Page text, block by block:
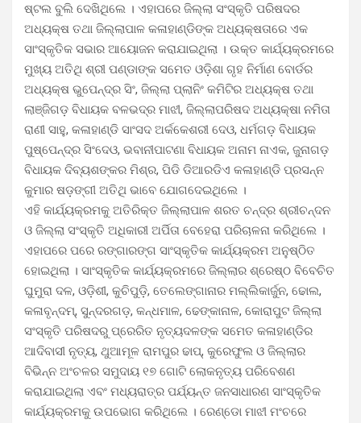
ଷ୍ଟଲ ବୁଲି ଦେଖିଥିଲେ । ଏହାପରେ ଜିଲ୍ଲା ସଂସ୍କୃତି ପରିଷଦର
ଅଧ୍ୟକ୍ଷ ତଥା ଜିଲ୍ଲାପାଳ କଳାହାଣ୍ଡିଙ୍କ ଅଧ୍ୟକ୍ଷତାରେ ଏକ
ସାଂସ୍କୃତିକ ସଭାର ଆୟୋଜନ କରାଯାଇଥିଲା । ଉକ୍ତ କାର୍ଯ୍ୟକ୍ରମରେ
ମୁଖ୍ୟ ଅତିଥି ଶ୍ରୀ ପଣ୍ଡାଙ୍କ ସମେତ ଓଡ଼ିଶା ଗୃହ ନିର୍ମାଣ ବୋର୍ଡର
ଅଧ୍ୟକ୍ଷ ଭୁପେନ୍ଦ୍ର ସିଂ, ଜିଲ୍ଲା ପ୍ଲାନିଂ କମିଟିର ଅଧ୍ୟକ୍ଷ ତଥା
ଲାଞ୍ଜିଗଡ଼ ବିଧାୟକ ବଳଭଦ୍ର ମାଝୀ, ଜିଲ୍ଲାପରିଷଦ ଅଧ୍ୟକ୍ଷା ନମିତା
ରାଣୀ ସାହୁ, କଳାହାଣ୍ଡି ସାଂସଦ ଅର୍କକେଶରୀ ଦେଓ, ଧର୍ମଗଡ଼ ବିଧାୟକ
ପୁଷ୍ପେନ୍ଦ୍ର ସିଂଦେଓ, ଭବାନୀପାଟଣା ବିଧାୟକ ଅନାମ ନାଏକ, ଜୁନାଗଡ଼
ବିଧାୟକ ଦିବ୍ୟଶଙ୍କର ମିଶ୍ର, ପିଡି ଡିଆରଡିଏ କଳାହାଣ୍ଡି ପ୍ରସନ୍ନ
କୁମାର ଷଡ଼ଙ୍ଗୀ ଅତିଥି ଭାବେ ଯୋଗଦେଇଥିଲେ ।
ଏହି କାର୍ଯ୍ୟକ୍ରମକୁ ଅତିରିକ୍ତ ଜିଲ୍ଲାପାଳ ଶରତ ଚନ୍ଦ୍ର ଶ୍ରୀଚନ୍ଦନ
ଓ ଜିଲ୍ଲା ସଂସ୍କୃତି ଅଧିକାରୀ ଅର୍ପିତା ବେହେରା ପରିଚାଳନା କରିଥିଲେ ।
ଏହାପରେ ପରେ ରଙ୍ଗାରଙ୍ଗ ସାଂସ୍କୃତିକ କାର୍ଯ୍ୟକ୍ରମ ଅନୁଷ୍ଠିତ
ହୋଇଥିଲା । ସାଂସ୍କୃତିକ କାର୍ଯ୍ୟକ୍ରମରେ ଜିଲ୍ଲାର ଶ୍ରେଷ୍ଠ ବିବେଚିତ
ଘୁମୁରା ଦଳ, ଓଡ଼ିଶୀ, କୁଚିପୁଡ଼ି, ତେଲେଙ୍ଗାନାର ମଲ୍ଲିକାର୍ଜୁନ, ଢୋଲ,
କଳାବୃନ୍ଦମ୍, ସୁନ୍ଦରଗଡ଼, କନ୍ଧମାଳ, ଢେଙ୍କାନାଳ, କୋରାପୁଟ ଜିଲ୍ଲା
ସଂସ୍କୃତି ପରିଷଦରୁ ପ୍ରେରିତ ନୃତ୍ୟଦଳଙ୍କ ସମେତ କଳାହାଣ୍ଡିର
ଆଦିବାସୀ ନୃତ୍ୟ, ଥୁଆମୂଳ ରାମପୁର ଢାପ୍, କୁରେଫୁଲ ଓ ଜିଲ୍ଲାର
ବିଭିନ୍ନ ଅଂଚଳର ସମୁଦାୟ ୧୭ ଗୋଟି ଲୋକନୃତ୍ୟ ପରିବେଶଣ
କରାଯାଇଥିଲା ଏବଂ ମଧ୍ୟରାତ୍ର ପର୍ଯ୍ୟନ୍ତ ଜନସାଧାରଣ ସାଂସ୍କୃତିକ
କାର୍ଯ୍ୟକ୍ରମକୁ ଉପଭୋଗ କରିଥିଲେ । ରେଣ୍ଡୋ ମାଝୀ ମଂଚରେ